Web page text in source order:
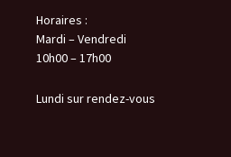
Horaires :
Mardi – Vendredi
10h00 – 17h00
Lundi sur rendez-vous